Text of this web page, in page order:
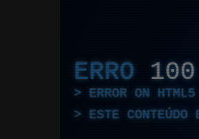
ERRO 100
ERROR ON
ESTE